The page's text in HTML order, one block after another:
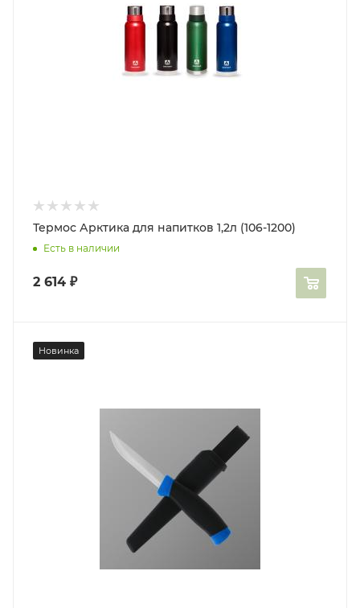
Термос Арктика для напитков 1,2л (106-1200)
Есть в наличии
2 614 ₽
Новинка